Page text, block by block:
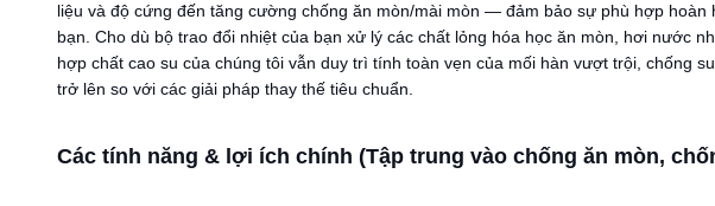
liệu và độ cứng đến tăng cường chống ăn mòn/mài mòn — đảm bảo sự phù hợp hoàn
bạn. Cho dù bộ trao đổi nhiệt của bạn xử lý các chất lỏng hóa học ăn mòn, hơi nước
hợp chất cao su của chúng tôi vẫn duy trì tính toàn vẹn của mối hàn vượt trội, chống
trở lên so với các giải pháp thay thế tiêu chuẩn.
Các tính năng & lợi ích chính (Tập trung vào chống ăn mòn,